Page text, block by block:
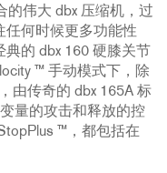
的伟大 dbx 压缩机，过
任何时候更多功能性
的 dbx 160 硬膝关节
™ 手动模式下，除
由传奇的 dbx 165A 标
量的攻击和释放的控
™，都包括在